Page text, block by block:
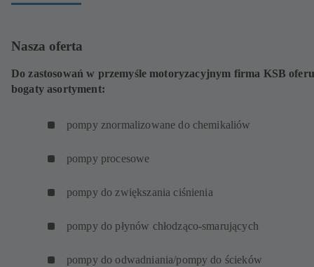
Nasza oferta
Do zastosowań w przemyśle motoryzacyjnym firma KSB
bogaty asortyment:
pompy znormalizowane do chemikaliów
pompy procesowe
pompy do zwiększania ciśnienia
pompy do płynów chłodząco-smarujących
pompy do odwadniania/pompy do ścieków